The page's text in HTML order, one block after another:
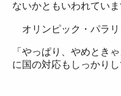
ないかともいわれていま
オリンピック・パラリ
「やっぱり、やめとき
に国の対応もしっかり